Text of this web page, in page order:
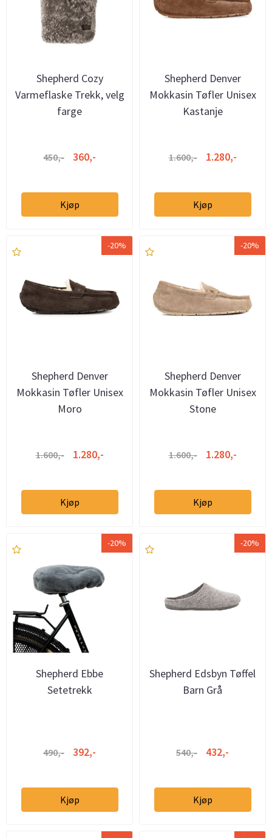
Shepherd Cozy
Varmeflaske Trekk, velg
farge
450,- 360,-
Kjøp
Shepherd Denver
Mokkasin Tøfler Unisex
Kastanje
1.600,- 1.280,-
Kjøp
-20%
Shepherd Denver
Mokkasin Tøfler Unisex
Moro
1.600,- 1.280,-
Kjøp
-20%
Shepherd Denver
Mokkasin Tøfler Unisex
Stone
1.600,- 1.280,-
Kjøp
-20%
Shepherd Ebbe
Setetrekk
490,- 392,-
Kjøp
-20%
Shepherd Edsbyn Tøffel
Barn Grå
540,- 432,-
Kjøp